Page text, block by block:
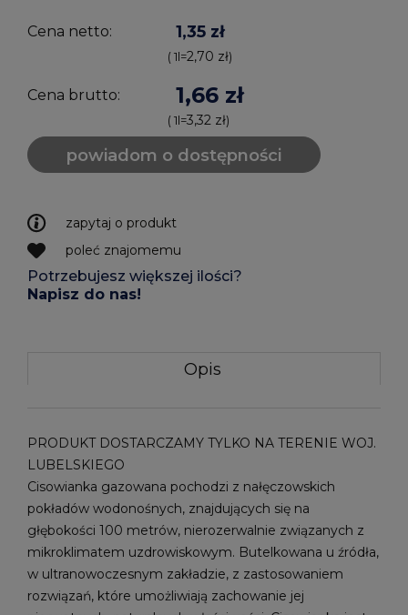
Cena netto: 1,35 zł
( 1l=2,70 zł)
Cena brutto: 1,66 zł
( 1l=3,32 zł)
powiadom o dostępności
zapytaj o produkt
poleć znajomemu
Potrzebujesz większej ilości?
Napisz do nas!
Opis
PRODUKT DOSTARCZAMY TYLKO NA TERENIE WOJ.
LUBELSKIEGO
Cisowianka gazowana pochodzi z nałęczowskich
pokładów wodonośnych, znajdujących się na
głębokości 100 metrów, nierozerwalnie związanych z
mikroklimatem uzdrowiskowym. Butelkowana u źródła,
w ultranowoczesnym zakładzie, z zastosowaniem
rozwiązań, które umożliwiają zachowanie jej